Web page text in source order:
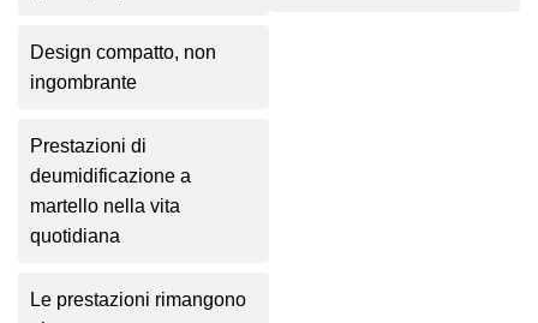
Design compatto, non
ingombrante
Prestazioni di
deumidificazione a
martello nella vita
quotidiana
Le prestazioni rimangono